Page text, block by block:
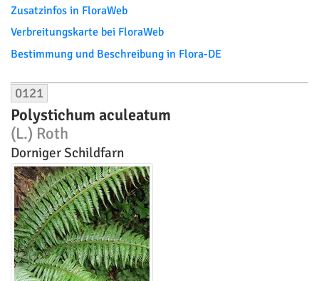
Zusatzinfos in FloraWeb
Verbreitungskarte bei FloraWeb
Bestimmung und Beschreibung in Flora-DE
0121
Polystichum aculeatum
(L.) Roth
Dorniger Schildfarn